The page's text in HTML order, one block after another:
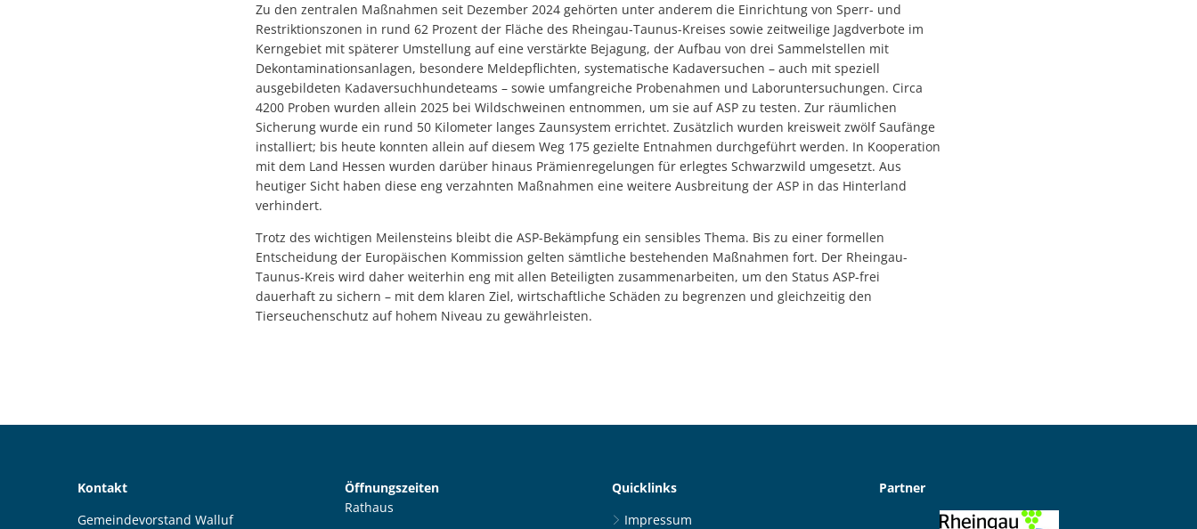
Zu den zentralen Maßnahmen seit Dezember 2024 gehörten unter anderem die Einrichtung von Sperr- und
Restriktionszonen in rund 62 Prozent der Fläche des Rheingau-Taunus-Kreises sowie zeitweilige Jagdverbote im
Kerngebiet mit späterer Umstellung auf eine verstärkte Bejagung, der Aufbau von drei Sammelstellen mit
Dekontaminationsanlagen, besondere Meldepflichten, systematische Kadaversuchen – auch mit speziell
ausgebildeten Kadaversuchhundeteams – sowie umfangreiche Probenahmen und Laboruntersuchungen. Circa
4200 Proben wurden allein 2025 bei Wildschweinen entnommen, um sie auf ASP zu testen. Zur räumlichen
Sicherung wurde ein rund 50 Kilometer langes Zaunsystem errichtet. Zusätzlich wurden kreisweit zwölf Saufänge
installiert; bis heute konnten allein auf diesem Weg 175 gezielte Entnahmen durchgeführt werden. In Kooperation
mit dem Land Hessen wurden darüber hinaus Prämienregelungen für erlegtes Schwarzwild umgesetzt. Aus
heutiger Sicht haben diese eng verzahnten Maßnahmen eine weitere Ausbreitung der ASP in das Hinterland
verhindert.
Trotz des wichtigen Meilensteins bleibt die ASP-Bekämpfung ein sensibles Thema. Bis zu einer formellen
Entscheidung der Europäischen Kommission gelten sämtliche bestehenden Maßnahmen fort. Der Rheingau-
Taunus-Kreis wird daher weiterhin eng mit allen Beteiligten zusammenarbeiten, um den Status ASP-frei
dauerhaft zu sichern – mit dem klaren Ziel, wirtschaftliche Schäden zu begrenzen und gleichzeitig den
Tierseuchenschutz auf hohem Niveau zu gewährleisten.
Kontakt
Gemeindevorstand Walluf
Öffnungszeiten
Rathaus
Quicklinks
Impressum
Partner